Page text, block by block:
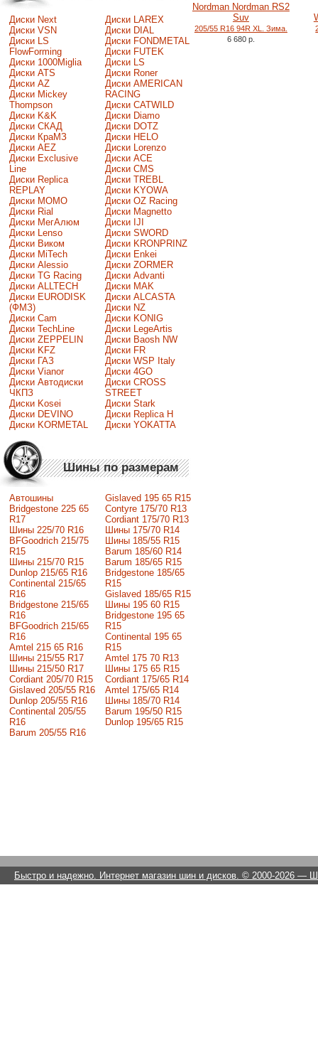
Диски Next
Диски VSN
Диски LS
FlowForming
Диски 1000Miglia
Диски ATS
Диски AZ
Диски Mickey
Thompson
Диски K&K
Диски СКАД
Диски КраМЗ
Диски AEZ
Диски Exclusive
Line
Диски Replica
REPLAY
Диски MOMO
Диски Rial
Диски МегАлюм
Диски Lenso
Диски Виком
Диски MiTech
Диски Alessio
Диски TG Racing
Диски ALLTECH
Диски EURODISK
(ФМЗ)
Диски Cam
Диски TechLine
Диски ZEPPELIN
Диски KFZ
Диски ГАЗ
Диски Vianor
Диски Автодиски
ЧКПЗ
Диски Kosei
Диски DEVINO
Диски KORMETAL
Диски LAREX
Диски DIAL
Диски FONDMETAL
Диски FUTEK
Диски LS
Диски Roner
Диски AMERICAN
RACING
Диски CATWILD
Диски Diamo
Диски DOTZ
Диски HELO
Диски Lorenzo
Диски ACE
Диски CMS
Диски TREBL
Диски KYOWA
Диски OZ Racing
Диски Magnetto
Диски IJI
Диски SWORD
Диски KRONPRINZ
Диски Enkei
Диски ZORMER
Диски Advanti
Диски MAK
Диски ALCASTA
Диски NZ
Диски KONIG
Диски LegeArtis
Диски Baosh NW
Диски FR
Диски WSP Italy
Диски 4GO
Диски CROSS
STREET
Диски Stark
Диски Replica H
Диски YOKATTA
Шины по размерам
Автошины
Bridgestone 225 65
R17
Шины 225/70 R16
BFGoodrich 215/75
R15
Шины 215/70 R15
Dunlop 215/65 R16
Continental 215/65
R16
Bridgestone 215/65
R16
BFGoodrich 215/65
R16
Amtel 215 65 R16
Шины 215/55 R17
Шины 215/50 R17
Сordiant 205/70 R15
Gislaved 205/55 R16
Dunlop 205/55 R16
Continental 205/55
R16
Barum 205/55 R16
Gislaved 195 65 R15
Contyre 175/70 R13
Cordiant 175/70 R13
Шины 175/70 R14
Шины 185/55 R15
Barum 185/60 R14
Barum 185/65 R15
Bridgestone 185/65
R15
Gislaved 185/65 R15
Шины 195 60 R15
Bridgestone 195 65
R15
Continental 195 65
R15
Amtel 175 70 R13
Шины 175 65 R15
Cordiant 175/65 R14
Amtel 175/65 R14
Шины 185/70 R14
Barum 195/50 R15
Dunlop 195/65 R15
Nordman Nordman RS2
Suv
205/55 R16 94R XL. Зима.
6 680 р.
Быстро и надежно. Интернет магазин шин и дисков. © 2000-2026 —